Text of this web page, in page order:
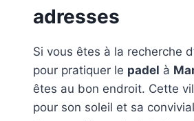
adresses
Si vous êtes à la recherche
pour pratiquer le padel à
êtes au bon endroit. Cette
pour son soleil et sa